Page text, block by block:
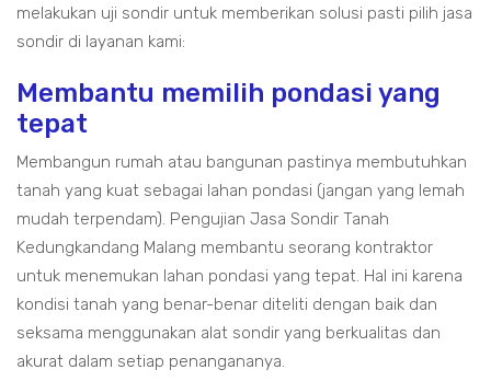
melakukan uji sondir untuk memberikan solusi pasti pilih jasa
sondir di layanan kami:
Membantu memilih pondasi yang
tepat
Membangun rumah atau bangunan pastinya membutuhkan
tanah yang kuat sebagai lahan pondasi (jangan yang lemah
mudah terpendam). Pengujian Jasa Sondir Tanah
Kedungkandang Malang membantu seorang kontraktor
untuk menemukan lahan pondasi yang tepat. Hal ini karena
kondisi tanah yang benar-benar diteliti dengan baik dan
seksama menggunakan alat sondir yang berkualitas dan
akurat dalam setiap penangananya.